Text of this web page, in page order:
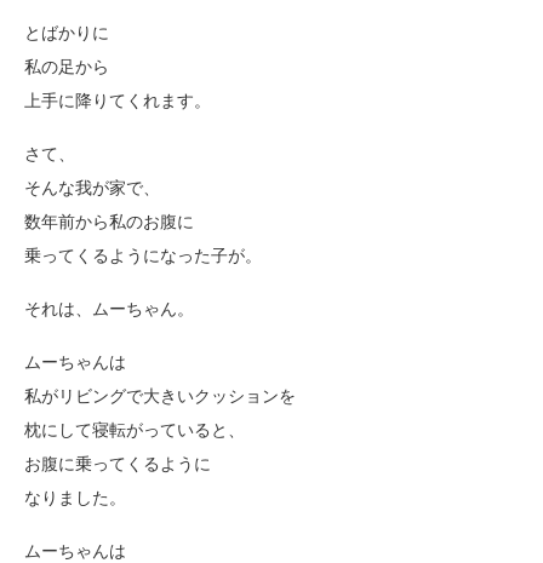
とばかりに
私の足から
上手に降りてくれます。
さて、
そんな我が家で、
数年前から私のお腹に
乗ってくるようになった子が。
それは、ムーちゃん。
ムーちゃんは
私がリビングで大きいクッションを
枕にして寝転がっていると、
お腹に乗ってくるように
なりました。
ムーちゃんは